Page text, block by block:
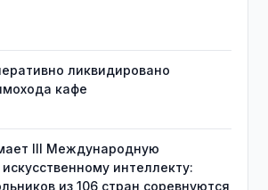
ликвидировано
кафе
III Международную
интеллекту:
из 106 стран соревнуются